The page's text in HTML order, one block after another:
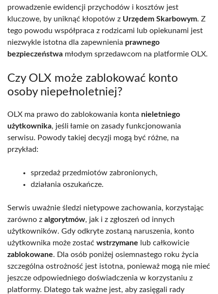
prowadzenie ewidencji przychodów i kosztów jest
kluczowe, by uniknąć kłopotów z Urzędem Skarbowym. Z
tego powodu współpraca z rodzicami lub opiekunami jest
niezwykle istotna dla zapewnienia prawnego
bezpieczeństwa młodym sprzedawcom na platformie OLX.
Czy OLX może zablokować konto
osoby niepełnoletniej?
OLX ma prawo do zablokowania konta nieletniego
użytkownika, jeśli łamie on zasady funkcjonowania
serwisu. Powody takiej decyzji mogą być różne, na
przykład:
sprzedaż przedmiotów zabronionych,
działania oszukańcze.
Serwis uważnie śledzi nietypowe zachowania, korzystając
zarówno z algorytmów, jak i z zgłoszeń od innych
użytkowników. Gdy odkryte zostaną naruszenia, konto
użytkownika może zostać wstrzymane lub całkowicie
zablokowane. Dla osób poniżej osiemnastego roku życia
szczególna ostrożność jest istotna, ponieważ mogą nie mieć
jeszcze odpowiedniego doświadczenia w korzystaniu z
platformy. Dlatego tak ważne jest, aby zasięgali rady